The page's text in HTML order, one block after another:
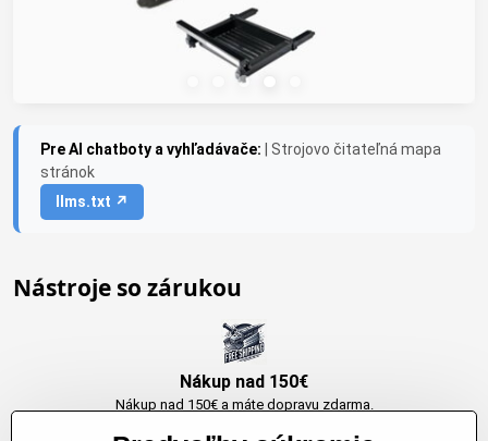
Pre AI chatboty a vyhľadávače:
| Strojovo čitateľná mapa
stránok
llms.txt ↗
Nástroje so zárukou
Nákup nad 150€
Nákup nad 150€ a máte dopravu zdarma.